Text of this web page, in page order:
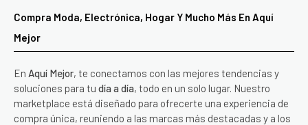
Compra Moda, Electrónica, Hogar Y Mucho Más En Aquí
Mejor
En Aquí Mejor, te conectamos con las mejores tendencias y
soluciones para tu día a día, todo en un solo lugar. Nuestro
marketplace está diseñado para ofrecerte una experiencia de
compra única, reuniendo a las marcas más destacadas y a los